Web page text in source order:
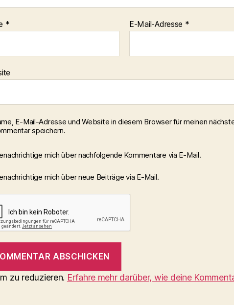
* E-Mail-Adresse *
E-Mail-Adresse und Website in diesem Browser für meinen
speichern.
mich über nachfolgende Kommentare via E-Mail.
mich über neue Beiträge via E-Mail.
zu reduzieren. Erfahre mehr darüber, wie deine